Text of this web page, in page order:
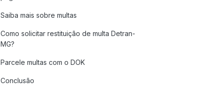
Saiba mais sobre multas
Como solicitar restituição de multa Detran-
MG?
Parcele multas com o DOK
Conclusão